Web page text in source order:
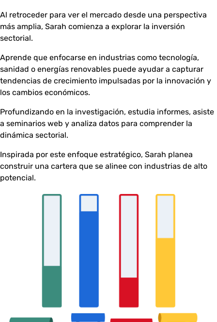
Al retroceder para ver el mercado desde una perspectiva
más amplia, Sarah comienza a explorar la inversión
sectorial.
Aprende que enfocarse en industrias como tecnología,
sanidad o energías renovables puede ayudar a capturar
tendencias de crecimiento impulsadas por la innovación y
los cambios económicos.
Profundizando en la investigación, estudia informes, asiste
a seminarios web y analiza datos para comprender la
dinámica sectorial.
Inspirada por este enfoque estratégico, Sarah planea
construir una cartera que se alinee con industrias de alto
potencial.